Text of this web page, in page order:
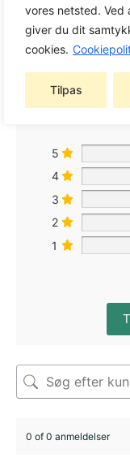
vores netsted. Ved
giver du dit
cookies.
Tilpas
5
4
3
2
1
0 of 0 anmeldelser